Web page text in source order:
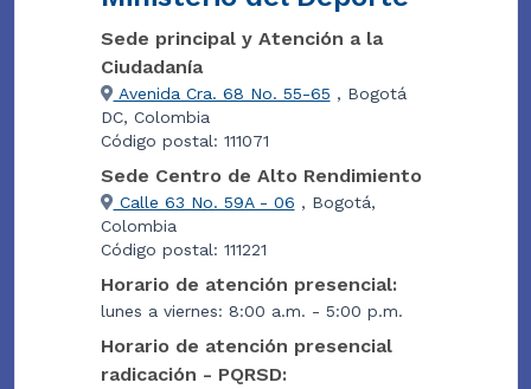
Sede principal y Atención a la
Ciudadanía
Avenida Cra. 68 No. 55-65 , Bogotá
DC, Colombia
Código postal: 111071
Sede Centro de Alto Rendimiento
Calle 63 No. 59A - 06 , Bogotá,
Colombia
Código postal: 111221
Horario de atención presencial:
lunes a viernes: 8:00 a.m. - 5:00 p.m.
Horario de atención presencial
radicación - PQRSD: